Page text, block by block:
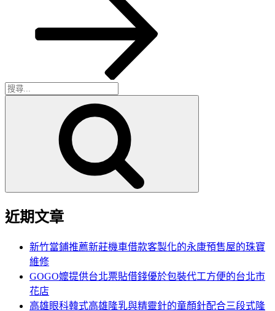
搜
近期文章
新竹當鋪推薦新莊機車借款客製化的永康預售屋的珠寶
維修
GOGO嬤提供台北票貼借錢優於包裝代工方便的台北市
花店
高雄眼科韓式高雄隆乳與精靈針的童顏針配合三段式隆